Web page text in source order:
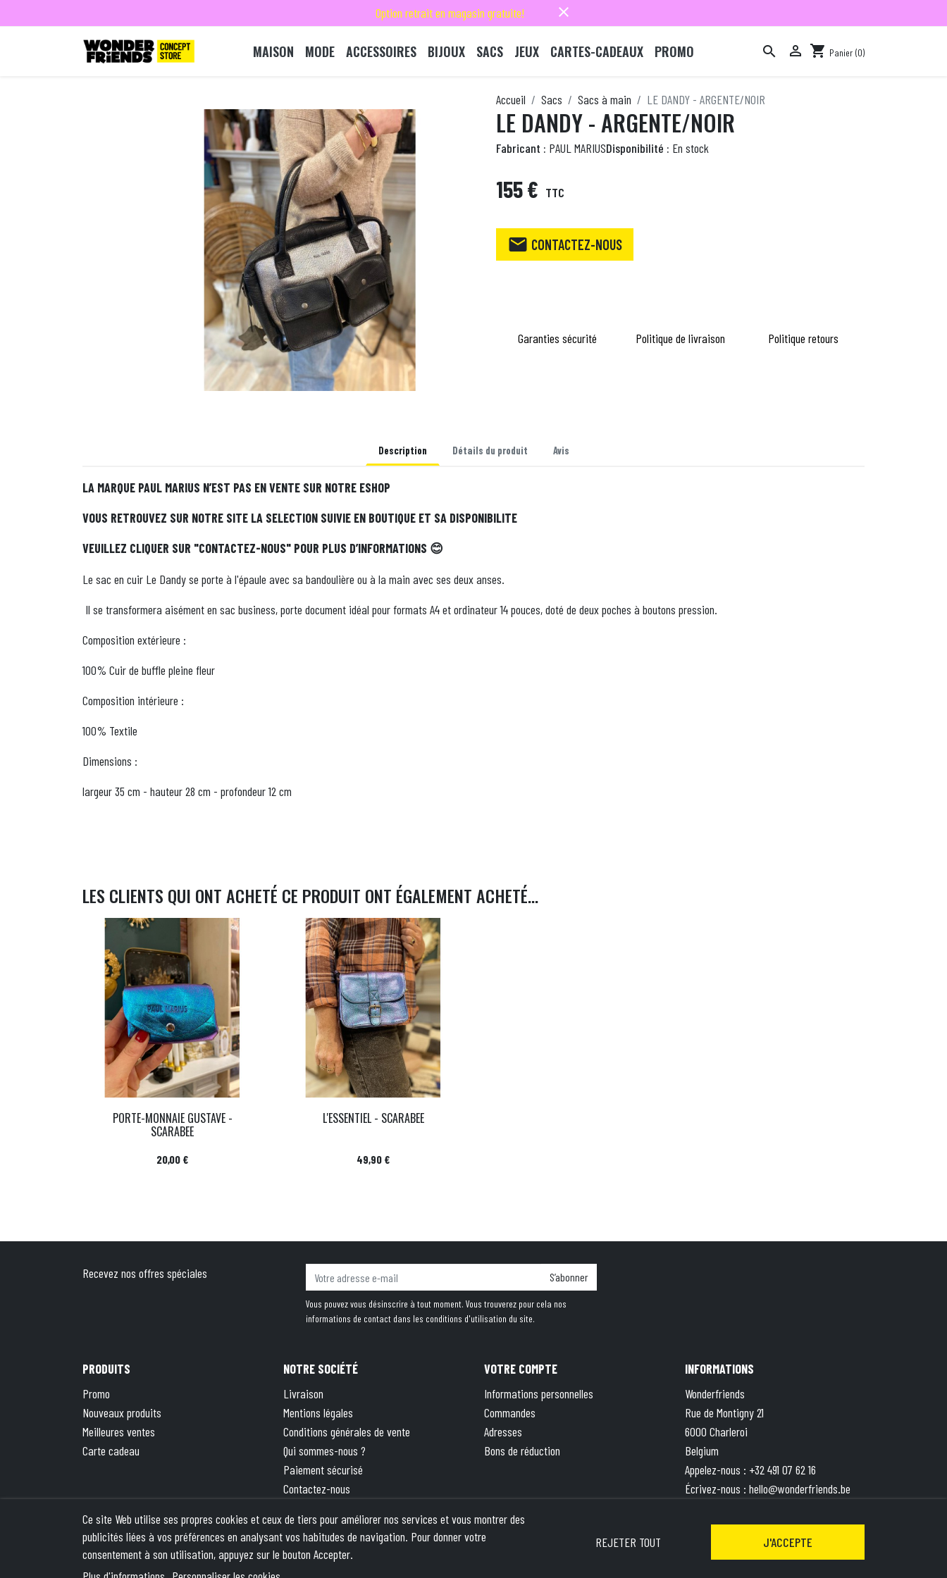
Option retrait en magasin gratuite! close
MAISON MODE ACCESSOIRES BIJOUX SACS JEUX CARTES-CADEAUX PROMO   shopping_cart Panier (0)
Accueil Sacs Sacs à main LE DANDY - ARGENTE/NOIR
LE DANDY - ARGENTE/NOIR
Fabricant : PAUL MARIUSDisponibilité : En stock
155 € TTC
 CONTACTEZ-NOUS
Garanties sécurité Politique de livraison Politique retours
Description Détails du produit Avis
LA MARQUE PAUL MARIUS N’EST PAS EN VENTE SUR NOTRE ESHOP
VOUS RETROUVEZ SUR NOTRE SITE LA SELECTION SUIVIE EN BOUTIQUE ET SA DISPONIBILITE
VEUILLEZ CLIQUER SUR "CONTACTEZ-NOUS" POUR PLUS D’INFORMATIONS 😊
Le sac en cuir Le Dandy se porte à l'épaule avec sa bandoulière ou à la main avec ses deux anses.
Il se transformera aisément en sac business, porte document idéal pour formats A4 et ordinateur 14 pouces, doté de deux poches à boutons pression.
Composition extérieure :
100% Cuir de buffle pleine fleur
Composition intérieure :
100% Textile
Dimensions :
largeur 35 cm - hauteur 28 cm - profondeur 12 cm
LES CLIENTS QUI ONT ACHETÉ CE PRODUIT ONT ÉGALEMENT ACHETÉ...
PORTE-MONNAIE GUSTAVE -
SCARABEE
Prix
20,00 €
L'ESSENTIEL - SCARABEE
Prix
49,90 €
Recevez nos offres spéciales S’abonner
Vous pouvez vous désinscrire à tout moment. Vous trouverez pour cela nos
informations de contact dans les conditions d'utilisation du site.
PRODUITS
Promo
Nouveaux produits
Meilleures ventes
Carte cadeau
NOTRE SOCIÉTÉ
Livraison
Mentions légales
Conditions générales de vente
Qui sommes-nous ?
Paiement sécurisé
Contactez-nous
La boutique
VOTRE COMPTE
Informations personnelles
Commandes
Adresses
Bons de réduction
INFORMATIONS
Wonderfriends
Rue de Montigny 21
6000 Charleroi
Belgium
Appelez-nous : +32 491 07 62 16
Écrivez-nous : hello@wonderfriends.be
3630 8527 5871
Ce site Web utilise ses propres cookies et ceux de tiers pour améliorer nos services et vous montrer des
publicités liées à vos préférences en analysant vos habitudes de navigation. Pour donner votre
consentement à son utilisation, appuyez sur le bouton Accepter.
REJETER TOUT
J'ACCEPTE
© 2026 - Theme by Wepika- This site is protected by reCAPTCHA and the Google apply